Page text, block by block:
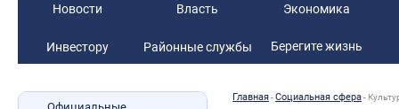
Новости Власть Экономика
Инвестору Районные службы Берегите жизнь
Официальные
Главная-Социальная сфера-